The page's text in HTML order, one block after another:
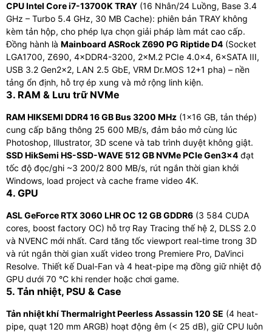
CPU Intel Core i7-13700K TRAY (16 Nhân/24 Luồng, Base 3.4
GHz – Turbo 5.4 GHz, 30 MB Cache): phiên bản TRAY không
kèm tản hộp, cho phép lựa chọn giải pháp làm mát cao cấp.
Đồng hành là Mainboard ASRock Z690 PG Riptide D4 (Socket
LGA1700, Z690, 4×DDR4-3200, 2×M.2 PCIe 4.0×4, 6×SATA III,
USB 3.2 Gen2×2, LAN 2.5 GbE, VRM Dr.MOS 12+1 pha) – nền
tảng ổn định, hỗ trợ ép xung và mở rộng linh kiện.
3. RAM & Lưu trữ NVMe
RAM HIKSEMI DDR4 16 GB Bus 3200 MHz (1×16 GB, tản thép)
cung cấp băng thông 25 600 MB/s, đảm bảo mở cùng lúc
Photoshop, Illustrator, 3D scene và tab trình duyệt không giật.
SSD HikSemi HS-SSD-WAVE 512 GB NVMe PCIe Gen3×4 đạt
tốc độ đọc/ghi ~3 200/2 800 MB/s, rút ngắn thời gian khởi
Windows, load project và cache frame video 4K.
4. GPU
ASL GeForce RTX 3060 LHR OC 12 GB GDDR6 (3 584 CUDA
cores, boost factory OC) hỗ trợ Ray Tracing thế hệ 2, DLSS 2.0
và NVENC mới nhất. Card tăng tốc viewport real-time trong 3D
và rút ngắn thời gian xuất video trong Premiere Pro, DaVinci
Resolve. Thiết kế Dual-Fan và 4 heat-pipe mạ đồng giữ nhiệt độ
GPU dưới 70 °C khi render hoặc chơi game.
5. Tản nhiệt, PSU & Case
Tản nhiệt khí Thermalright Peerless Assassin 120 SE (4 heat-
pipe, quạt 120 mm ARGB) hoạt động êm (< 25 dB), giữ CPU luôn